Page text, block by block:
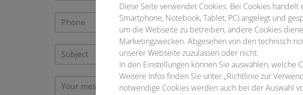
Diese Seite verwendet Cookies. Bei Cookies
Smartphone, Notebook, Tablet, PC) angelegt und
um die Webseite zu betreiben, andere Cookies
Marketingzwecken. Abgesehen von den technisch
unserer Webseite zuzulassen oder nicht.
In den Einstellungen können Sie auswählen, welche
Weitere Infos finden Sie unter „Richtlinie zur
notwendige Cookies werden auch bei der Auswahl